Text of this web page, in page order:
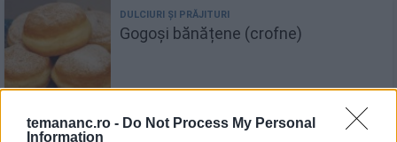
temananc.ro - Do Not Process My Personal
Information
Gogoși bănățene (crofne)